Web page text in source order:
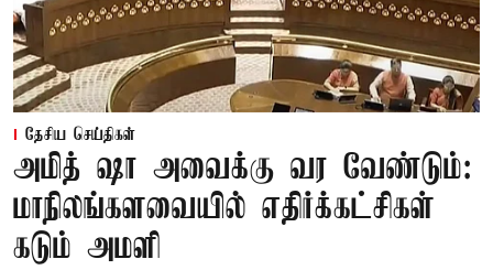
தேசிய செய்திகள்
அமித் ஷா அவைக்கு வர வேண்டும்:
மாநிலங்களவையில் எதிர்க்கட்சிகள்
கடும் அமளி